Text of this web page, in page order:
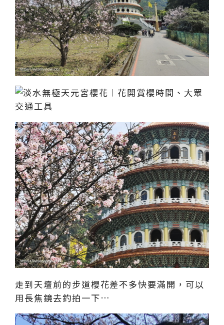
走到天壇前的步道櫻花差不多快要滿開，可以
用長焦鏡去釣拍一下…